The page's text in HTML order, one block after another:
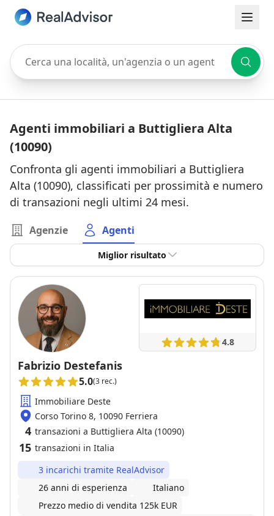
Cerca una località, un'agenzia o un agente
Agenti immobiliari a Buttigliera Alta
(10090)
Confronta gli agenti immobiliari a Buttigliera
Alta (10090), classificati per prossimità e numero
di transazioni negli ultimi 24 mesi.
Agenzie Agenti
Miglior risultato
4.8
Fabrizio Destefanis
5.0(3 rec.)
Immobiliare Deste
Corso Torino 8, 10090 Ferriera
4 transazioni a Buttigliera Alta (10090)
15 transazioni in Italia
3 incarichi tramite RealAdvisor
26 anni di esperienza
Italiano
Prezzo medio di vendita 125k EUR